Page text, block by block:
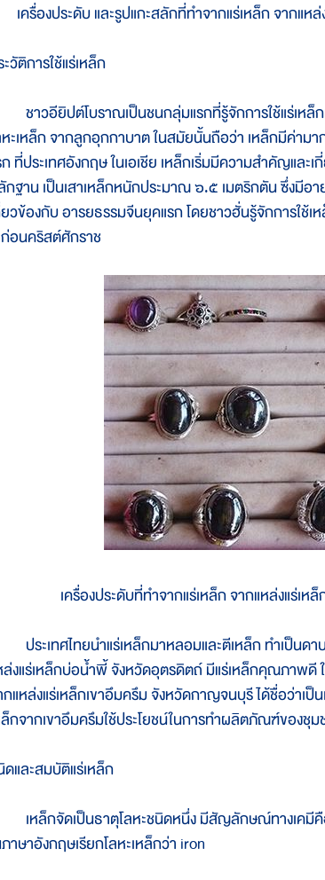
เครื่องประดับ และรูปแกะสลักที่ทำจากแร่เหล็ก จาก
วัติการใช้แร่เหล็ก
ชาวอียิปต์โบราณเป็นชนกลุ่มแรกที่รู้จักการใช้แร่เหล็
ะเหล็ก จากลูกอุกกาบาต ในสมัยนั้นถือว่า เหล็กมีค่าม
ที่ประเทศอังกฤษ ในเอเชีย เหล็กเริ่มมีความสำคัญและ
กฐาน เป็นเสาเหล็กหนักประมาณ ๖.๕ เมตริกตัน ซึ่งมี
ยวข้องกับ อารยธรรมจีนยุคแรก โดยชาวฮั่นรู้จักการใช้
อนคริสต์ศักราช
เครื่องประดับที่ทำจากแร่เหล็ก จากแหล่งแร่
ประเทศไทยนำแร่เหล็กมาหลอมและตีเหล็ก ทำเป็นดา
ล่งแร่เหล็กบ่อน้ำพี้ จังหวัดอุตรดิตถ์ มีแร่เหล็กคุณภาพดี
กแหล่งแร่เหล็กเขาอึมครึม จังหวัดกาญจนบุรี ได้ชื่อว่าเ
ล็กจากเขาอึมครึมใช้ประโยชน์ในการทำผลิตภัณฑ์ของชุ
และสมบัติแร่เหล็ก
เหล็กจัดเป็นธาตุโลหะชนิดหนึ่ง มีสัญลักษณ์ทางเคมีคื
าษาอังกฤษเรียกโลหะเหล็กว่า iron